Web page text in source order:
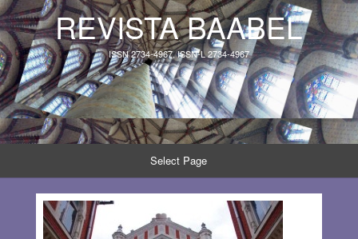
REVISTA BAABEL
ISSN 2734-4967, ISSN-L 2734-4967
Select Page